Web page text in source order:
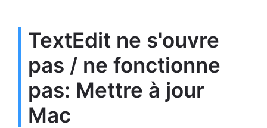
TextEdit ne s'ouvre
pas / ne fonctionne
pas: Mettre à jour
Mac